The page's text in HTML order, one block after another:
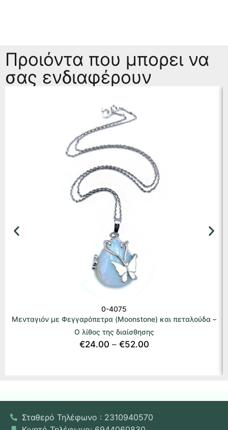
Προιόντα που μπορει να
σας ενδιαφέρουν
0-4075
Μενταγιόν με Φεγγαρόπετρα (Moonstone) και πεταλούδα –
Ο λίθος της διαίσθησης
€24.00 – €52.00
Σταθερό Τηλέφωνο : 2310940570